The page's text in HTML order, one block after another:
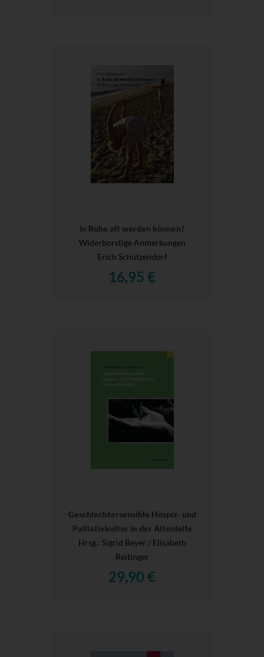
In Ruhe alt werden können?
Widerborstige Anmerkungen
Erich Schützendorf
16,95 €
Geschlechtersensible Hospiz- und
Palliativkultur in der Altenhilfe
Hrsg.: Sigrid Beyer / Elisabeth
Reitinger
29,90 €